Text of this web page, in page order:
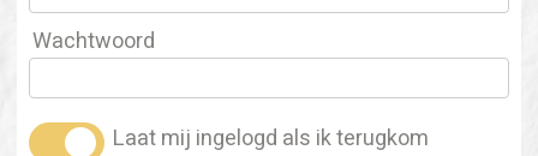
Wachtwoord
Laat mij ingelogd als ik terugkom